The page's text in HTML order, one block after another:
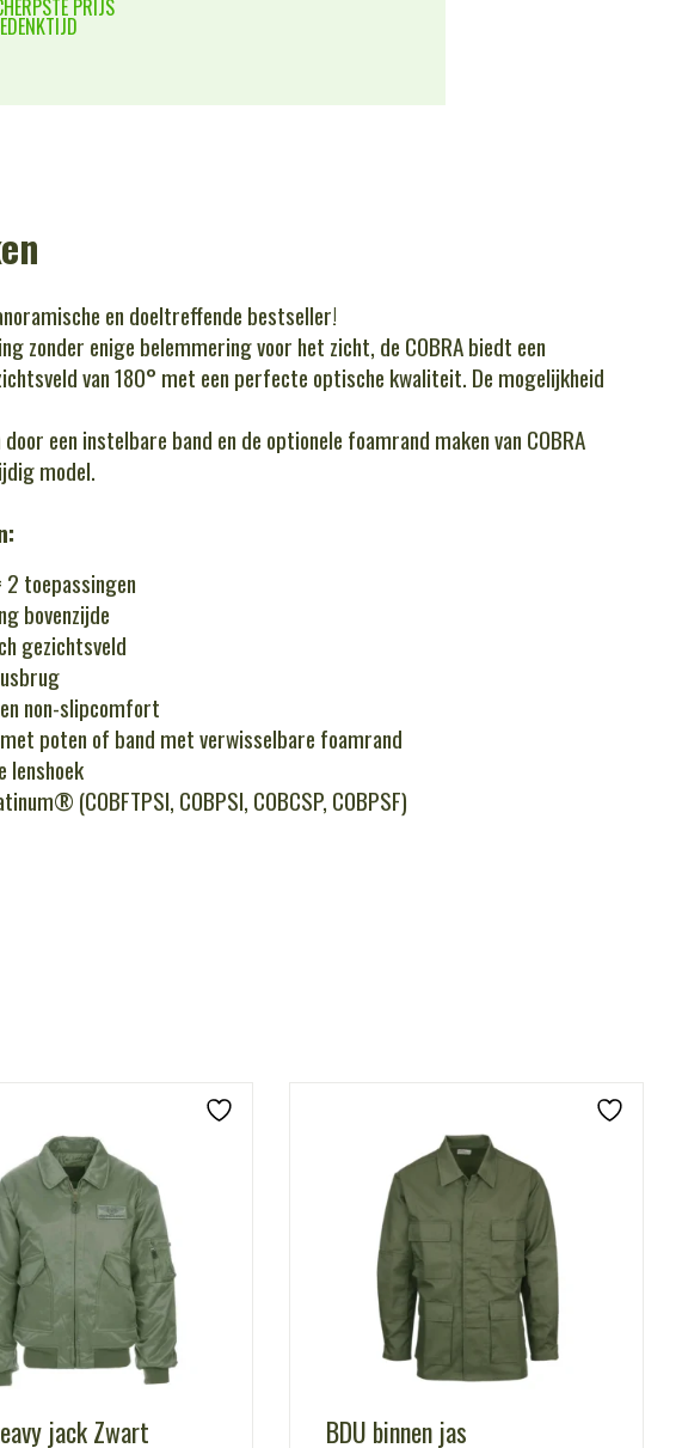
PRIJS
en doeltreffende bestseller!
zonder enige belemmering voor het zicht, de COBRA biedt een
van 180° met een perfecte optische kwaliteit. De mogelijkheid
een instelbare band en de optionele foamrand maken van COBRA
model.
toepassingen
bovenzijde
gezichtsveld
non-slipcomfort
poten of band met verwisselbare foamrand
lenshoek
(COBFTPSI, COBPSI, COBCSP, COBPSF)
jack Zwart BDU binnen jas